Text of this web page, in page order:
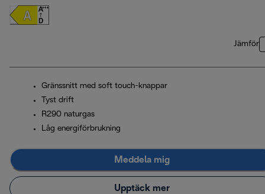
Jämför
Gränssnitt med soft touch-knappar
Tyst drift
R290 naturgas
Låg energiförbrukning
Meddela mig
Upptäck mer